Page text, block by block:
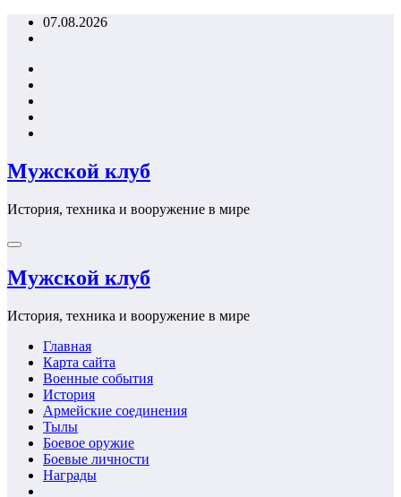
Перейти07.08.2026
Мужской клуб
История, техника и вооружение в мире
Мужской клуб
История, техника и вооружение в мире
Главная
Карта сайта
Военные события
История
Армейские соединения
Тылы
Боевое оружие
Боевые личности
Награды